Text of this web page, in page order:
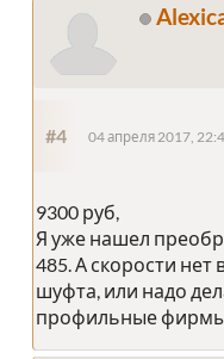
#4 04 апреля 2017,
9300 руб,
Я уже нашел
485. А скорости
шуфта, или надо
профильные